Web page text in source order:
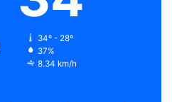
34º - 28º
37%
8.34 km/h